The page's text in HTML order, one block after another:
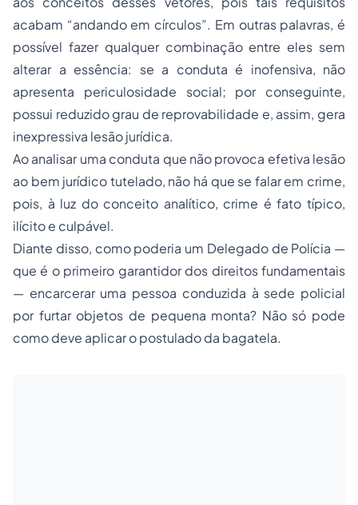
acabam “andando em círculos”. Em outras palavras, é
possível fazer qualquer combinação entre eles sem
alterar a essência: se a conduta é inofensiva, não
apresenta periculosidade social; por conseguinte,
possui reduzido grau de reprovabilidade e, assim, gera
inexpressiva lesão jurídica.
Ao analisar uma conduta que não provoca efetiva lesão
ao bem jurídico tutelado, não há que se falar em crime,
pois, à luz do conceito analítico, crime é fato típico,
ilícito e culpável.
Diante disso, como poderia um Delegado de Polícia —
que é o primeiro garantidor dos direitos fundamentais
— encarcerar uma pessoa conduzida à sede policial
por furtar objetos de pequena monta? Não só pode
como deve aplicar o postulado da bagatela.